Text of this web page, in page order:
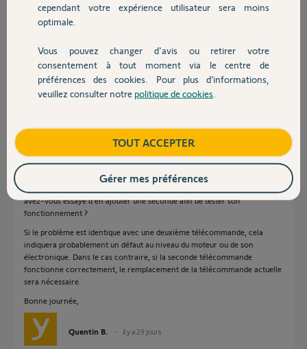
Devis avec un pro
Contact
il y a environ un mois
Participer au fil de discussion
Réponses
avez-vous essayé d’en ajouter une seconde afin de tester son
fonctionnement ?
Si le problème est identique avec une deuxième télécommande, cela
indiquera probablement un défaut au niveau du moteur ou de son
électronique. Dans le cas contraire, si la seconde télécommande
fonctionne correctement, le remplacement de la télécommande actuelle
sera nécessaire.
Bonne journée,
Quentin B. il y a 29 jours
cependant votre expérience utilisateur sera moins
optimale.
Vous pouvez changer d'avis ou retirer votre
consentement à tout moment via le centre de
préférences des cookies. Pour plus d’informations,
veuillez consulter notre politique de cookies
TOUT ACCEPTER
Gérer mes préférences